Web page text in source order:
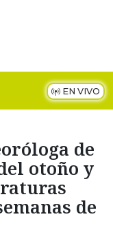
EN VIVO
de
otoño y
de